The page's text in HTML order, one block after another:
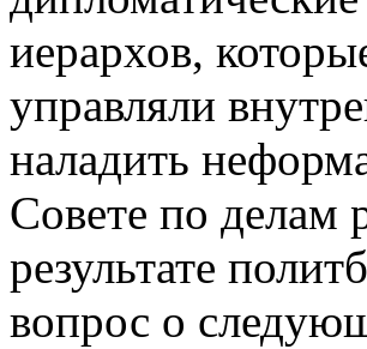
иерархов,
управляли
наладить
Совете по
результате
вопрос о